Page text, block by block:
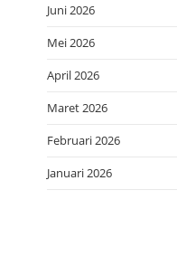
Juni 2026
Mei 2026
April 2026
Maret 2026
Februari 2026
Januari 2026